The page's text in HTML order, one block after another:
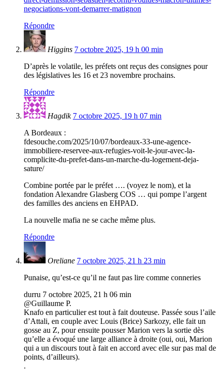
negociations-vont-demarrer-matignon
Répondre
Higgins 7 octobre 2025, 19 h 00 min
D’après le volatile, les préfets ont reçus des consignes pour
des législatives les 16 et 23 novembre prochains.
Répondre
Hagdik 7 octobre 2025, 19 h 07 min
A Bordeaux :
fdesouche.com/2025/10/07/bordeaux-33-une-agence-
immobiliere-reservee-aux-refugies-voit-le-jour-avec-la-
complicite-du-prefet-dans-un-marche-du-logement-deja-
sature/
Combine portée par le préfet …. (voyez le nom), et la
fondation Alexandre Glasberg COS … qui pompe l’argent
des familles des anciens en EHPAD.
La nouvelle mafia ne se cache même plus.
Répondre
Oreliane 7 octobre 2025, 21 h 23 min
Punaise, qu’est-ce qu’il ne faut pas lire comme conneries
durru 7 octobre 2025, 21 h 06 min
@Guillaume P.
Knafo en particulier est tout à fait douteuse. Passée sous l’aile
d’Attali, en couple avec Louis (Brice) Sarkozy, elle fait un
gosse au Z, pour ensuite pousser Marion vers la sortie dès
qu’elle a évoqué une large alliance à droite (oui, oui, Marion
qui a un discours tout à fait en accord avec elle sur pas mal de
points, d’ailleurs).
.